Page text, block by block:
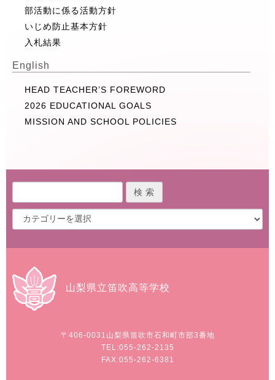
部活動に係る活動方針
いじめ防止基本方針
入札結果
English
HEAD TEACHER’S FOREWORD
2026 EDUCATIONAL GOALS
MISSION AND SCHOOL POLICIES
山梨県立笛吹高等学校
〒406-0031 山梨県笛吹市石和町市部3番地
TEL:055-262-2135
FAX:055-262-6381